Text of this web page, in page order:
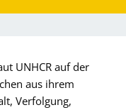
UNHCR auf der
aus ihrem
Verfolgung,